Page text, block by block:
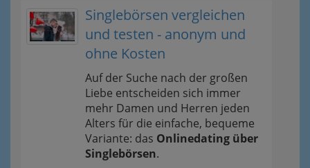
Singlebörsen vergleichen
und testen - anonym und
ohne Kosten
Auf der Suche nach der großen
Liebe entscheiden sich immer
mehr Damen und Herren jeden
Alters für die einfache, bequeme
Variante: das Onlinedating über
Singlebörsen.